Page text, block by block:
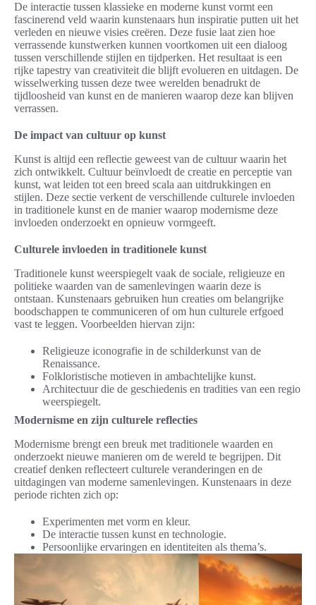
De interactie tussen klassieke en moderne kunst vormt een
fascinerend veld waarin kunstenaars hun inspiratie putten uit het
verleden en nieuwe visies creëren. Deze fusie laat zien hoe
verrassende kunstwerken kunnen voortkomen uit een dialoog
tussen verschillende stijlen en tijdperken. Het resultaat is een
rijke tapestry van creativiteit die blijft evolueren en uitdagen. De
wisselwerking tussen deze twee werelden benadrukt de
tijdloosheid van kunst en de manieren waarop deze kan blijven
verrassen.
De impact van cultuur op kunst
Kunst is altijd een reflectie geweest van de cultuur waarin het
zich ontwikkelt. Cultuur beïnvloedt de creatie en perceptie van
kunst, wat leiden tot een breed scala aan uitdrukkingen en
stijlen. Deze sectie verkent de verschillende culturele invloeden
in traditionele kunst en de manier waarop modernisme deze
invloeden onderzoekt en opnieuw vormgeeft.
Culturele invloeden in traditionele kunst
Traditionele kunst weerspiegelt vaak de sociale, religieuze en
politieke waarden van de samenlevingen waarin deze is
ontstaan. Kunstenaars gebruiken hun creaties om belangrijke
boodschappen te communiceren of om hun culturele erfgoed
vast te leggen. Voorbeelden hiervan zijn:
Religieuze iconografie in de schilderkunst van de
Renaissance.
Folkloristische motieven in ambachtelijke kunst.
Architectuur die de geschiedenis en tradities van een regio
weerspiegelt.
Modernisme en zijn culturele reflecties
Modernisme brengt een breuk met traditionele waarden en
onderzoekt nieuwe manieren om de wereld te begrijpen. Dit
creatief denken reflecteert culturele veranderingen en de
uitdagingen van moderne samenlevingen. Kunstenaars in deze
periode richten zich op:
Experimenten met vorm en kleur.
De interactie tussen kunst en technologie.
Persoonlijke ervaringen en identiteiten als thema’s.